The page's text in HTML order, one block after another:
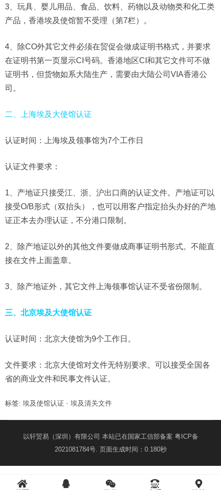
3、玩具、婴儿用品、食品、饮料、药物以及动物类和化工类
产品，香港埃及使馆暂不受理（第7栏）。
4、除CO外其它文件必须在贸促会做成证明书格式，并要求
在证明书第一页显示CI号码。香港地区CI和其它文件可不做
证明书，但货物如系大陆生产，需要由大陆公司VIA香港公
司。
二、上海埃及大使馆认证
认证时间：上海埃及领事馆为7个工作日
认证文件要求：
1、产地证只接受江、浙、沪出口商的认证文件。产地证可以
接受O/B形式（双抬头），也可以用客户指定抬头办好的产地
证正本去办理认证，不分港口限制。
2、除产地证以外的其他文件要做成商事证明书形式。不能直
接在文件上面盖章。
3、除产地证外，其它文件上海领事馆认证不受省份限制。
三、北京埃及大使馆认证
认证时间：北京大使馆为9个工作日。
文件要求：北京大使馆对文件无特别要求。可以接受全国各
省的商业文件和民事文件认证。
标签: 埃及使馆认证 · 埃及清关文件
以轩贸易（深圳）有限公司 本站已在国家工信部备案 粤ICP备
2021081784号. 页面生成时间：0.180秒